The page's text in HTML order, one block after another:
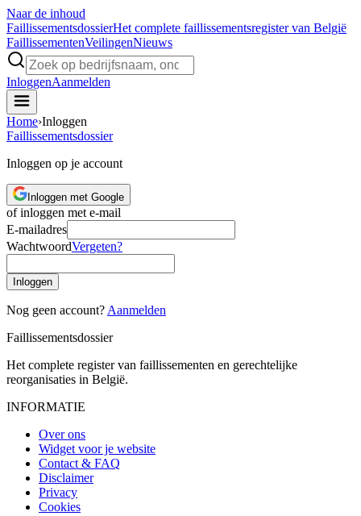
Naar de inhoud
FaillissementsdossierHet complete faillissementsregister van België
FaillissementenVeilingenNieuws
InloggenAanmelden
Home›Inloggen
Faillissementsdossier
Inloggen op je account
Inloggen met Google
of inloggen met e-mail
E-mailadres
WachtwoordVergeten?
Inloggen
Nog geen account? Aanmelden
Faillissementsdossier
Het complete register van faillissementen en gerechtelijke
reorganisaties in België.
INFORMATIE
Over ons
Widget voor je website
Contact & FAQ
Disclaimer
Privacy
Cookies